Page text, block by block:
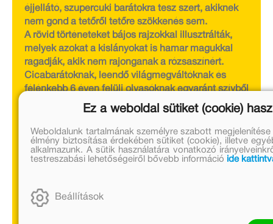
éjjellátó, szupercuki barátokra tesz szert, akiknek
nem gond a tetőről tetőre szökkenés sem.
A rövid történeteket bájos rajzokkal illusztrálták,
melyek azokat a kislányokat is hamar magukkal
ragadják, akik nem rajonganak a rózsaszínért.
Cicabarátoknak, leendő világmegváltóknak és
félénkebb 6 éven felüli olvasóknak egyaránt szívből
Olvass bele a Kitti és a holdfény-mentőakció című
könyvbe itt:
https://mora.hu/konyv/kitti-es-a-holdfeny-
mentoakcio/
documents-kittialarckesz-pdf/
Ez a weboldal sütiket (cookie)
Weboldalunk tartalmának személyre szabott
élmény biztosítása érdekében sütiket (cookie), illetve
alkalmazunk. A sütik használatára vonatkozó
testreszabási lehetőségeiről bővebb információ ide
Beállítások